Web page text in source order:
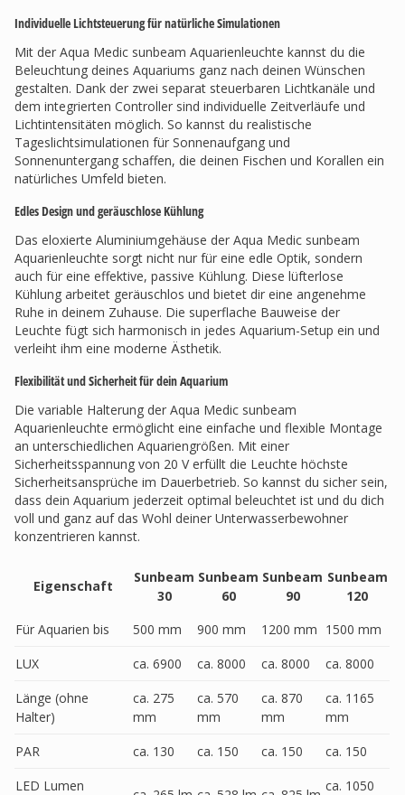
Individuelle Lichtsteuerung für natürliche Simulationen
Mit der Aqua Medic sunbeam Aquarienleuchte kannst du die
Beleuchtung deines Aquariums ganz nach deinen Wünschen
gestalten. Dank der zwei separat steuerbaren Lichtkanäle und
dem integrierten Controller sind individuelle Zeitverläufe und
Lichtintensitäten möglich. So kannst du realistische
Tageslichtsimulationen für Sonnenaufgang und
Sonnenuntergang schaffen, die deinen Fischen und Korallen ein
natürliches Umfeld bieten.
Edles Design und geräuschlose Kühlung
Das eloxierte Aluminiumgehäuse der Aqua Medic sunbeam
Aquarienleuchte sorgt nicht nur für eine edle Optik, sondern
auch für eine effektive, passive Kühlung. Diese lüfterlose
Kühlung arbeitet geräuschlos und bietet dir eine angenehme
Ruhe in deinem Zuhause. Die superflache Bauweise der
Leuchte fügt sich harmonisch in jedes Aquarium-Setup ein und
verleiht ihm eine moderne Ästhetik.
Flexibilität und Sicherheit für dein Aquarium
Die variable Halterung der Aqua Medic sunbeam
Aquarienleuchte ermöglicht eine einfache und flexible Montage
an unterschiedlichen Aquariengrößen. Mit einer
Sicherheitsspannung von 20 V erfüllt die Leuchte höchste
Sicherheitsansprüche im Dauerbetrieb. So kannst du sicher sein,
dass dein Aquarium jederzeit optimal beleuchtet ist und du dich
voll und ganz auf das Wohl deiner Unterwasserbewohner
konzentrieren kannst.
Eigenschaft
Sunbeam
30
Sunbeam
60
Sunbeam
90
Sunbeam
120
Für Aquarien bis
500 mm 900 mm 1200 mm 1500 mm
LUX
ca. 6900 ca. 8000 ca. 8000
ca. 8000
Länge (ohne
Halter)
ca. 275
mm
ca. 570
mm
ca. 870
mm
ca. 1165
mm
PAR
ca. 130 ca. 150 ca. 150
ca. 150
LED Lumen
ca. 1050